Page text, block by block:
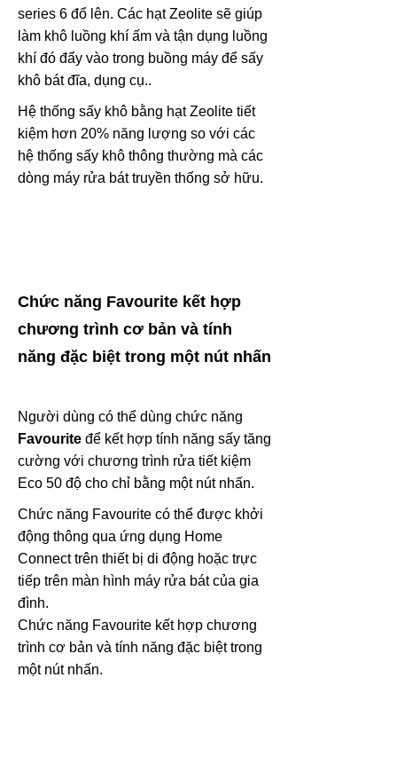
series 6 đổ lên. Các hạt Zeolite sẽ giúp
làm khô luồng khí ấm và tận dụng luồng
khí đó đẩy vào trong buồng máy để sấy
khô bát đĩa, dụng cụ..
Hệ thống sấy khô bằng hạt Zeolite tiết
kiệm hơn 20% năng lượng so với các
hệ thống sấy khô thông thường mà các
dòng máy rửa bát truyền thống sở hữu.
Chức năng Favourite kết hợp
chương trình cơ bản và tính
năng đặc biệt trong một nút nhấn
Người dùng có thể dùng chức năng
Favourite để kết hợp tính năng sấy tăng
cường với chương trình rửa tiết kiệm
Eco 50 độ cho chỉ bằng một nút nhấn.
Chức năng Favourite có thể được khởi
động thông qua ứng dụng Home
Connect trên thiết bị di động hoặc trực
tiếp trên màn hình máy rửa bát của gia
đình.
Chức năng Favourite kết hợp chương
trình cơ bản và tính năng đặc biệt trong
một nút nhấn.